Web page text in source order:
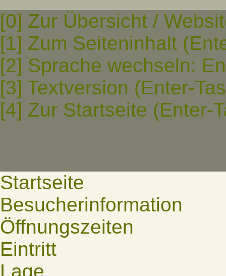
[0] Zur Übersicht /
[1] Zum Seiteninhalt
[2] Sprache wechseln:
[3] Textversion (Enter-
[4] Zur Startseite (Enter-
Startseite
Besucherinformation
Öffnungszeiten
Eintritt
Lage